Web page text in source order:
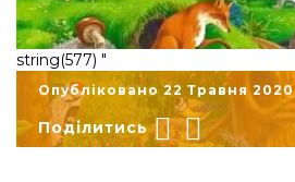
string(577) "
Опубліковано 22 Травня 2020
Поділитись